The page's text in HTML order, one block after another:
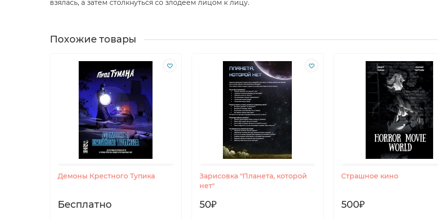
взялась, а затем столкнуться со злодеем лицом к лицу.
Похожие товары
Демоны Крестного Тупика
Бесплатно
Зарисовка "Планета, которой
нет"
50₽
Страшное кино
500₽